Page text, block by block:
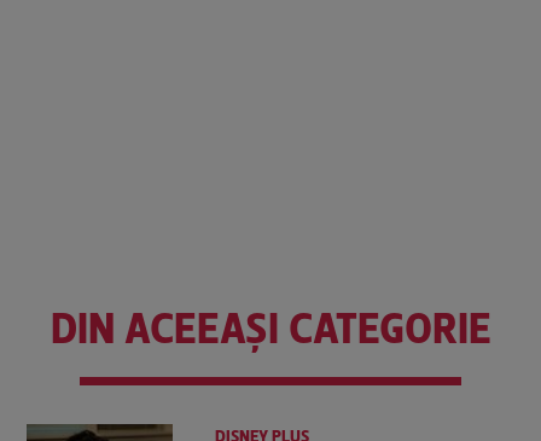
DIN ACEEAȘI CATEGORIE
DISNEY PLUS